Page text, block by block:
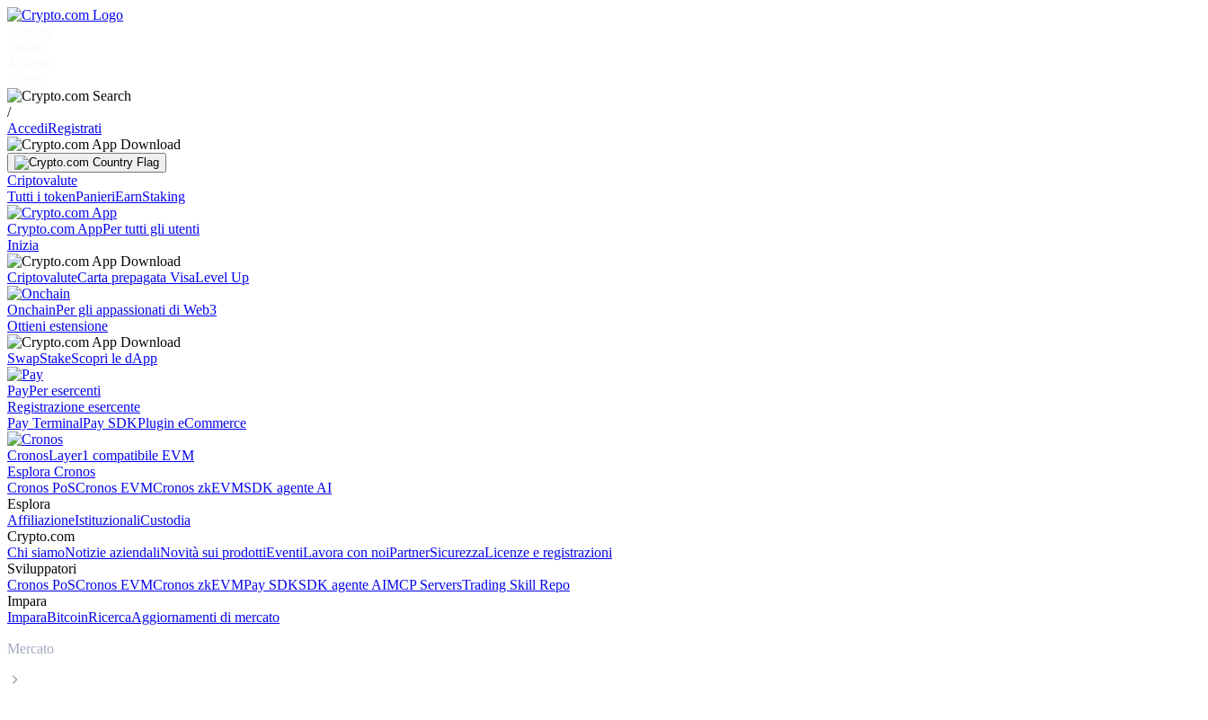
/
AccediRegistrati
Criptovalute
Tutti i tokenPanieriEarnStaking
Crypto.com AppPer tutti gli utenti
Inizia
CriptovaluteCarta prepagata VisaLevel Up
OnchainPer gli appassionati di Web3
Ottieni estensione
SwapStakeScopri le dApp
PayPer esercenti
Registrazione esercente
Pay TerminalPay SDKPlugin eCommerce
CronosLayer1 compatibile EVM
Esplora Cronos
Cronos PoSCronos EVMCronos zkEVMSDK agente AI
Esplora
AffiliazioneIstituzionaliCustodia
Crypto.com
Chi siamoNotizie aziendaliNovità sui prodottiEventiLavora con noiPartnerSicurezzaLicenze e registrazioni
Sviluppatori
Cronos PoSCronos EVMCronos zkEVMPay SDKSDK agente AIMCP ServersTrading Skill Repo
Impara
ImparaBitcoinRicercaAggiornamenti di mercato
Mercato